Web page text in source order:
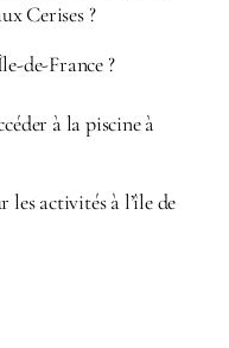
Cerises ?
de-France ?
à la piscine à
activités à l’île de